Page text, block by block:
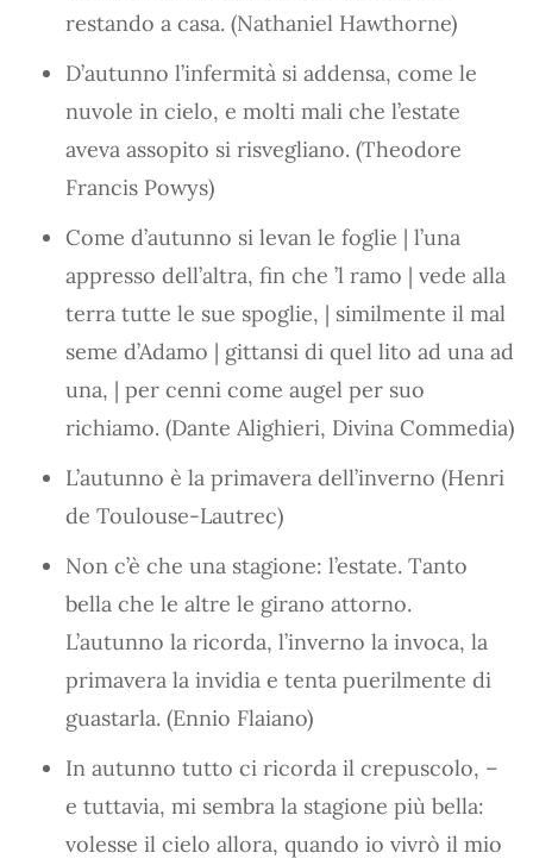
restando a casa. (Nathaniel Hawthorne)
D’autunno l’infermità si addensa, come le
nuvole in cielo, e molti mali che l’estate
aveva assopito si risvegliano. (Theodore
Francis Powys)
Come d’autunno si levan le foglie | l’una
appresso dell’altra, fin che ’l ramo | vede alla
terra tutte le sue spoglie, | similmente il mal
seme d’Adamo | gittansi di quel lito ad una ad
una, | per cenni come augel per suo
richiamo. (Dante Alighieri, Divina Commedia)
L’autunno è la primavera dell’inverno (Henri
de Toulouse-Lautrec)
Non c’è che una stagione: l’estate. Tanto
bella che le altre le girano attorno.
L’autunno la ricorda, l’inverno la invoca, la
primavera la invidia e tenta puerilmente di
guastarla. (Ennio Flaiano)
In autunno tutto ci ricorda il crepuscolo, –
e tuttavia, mi sembra la stagione più bella:
volesse il cielo allora, quando io vivrò il mio